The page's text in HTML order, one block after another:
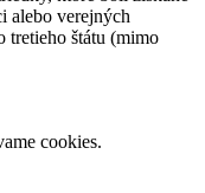
alebo verejných
tretieho štátu (mimo
cookies.